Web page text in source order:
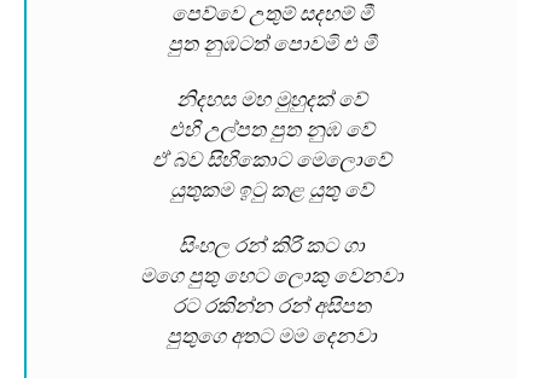
පෙව්වෙ උතුම් සදහම් මී
පුත නුඹටත් පොවමි එ මී
නිදහස මහ මුහුදක් වේ
එහි උල්පත පුත නුඹ වේ
ඒ බව සිහිකොට මෙලොවේ
යුතුකම ඉටු කළ යුතු වේ
සිංහල රන් කිරි කට ගා
මගෙ පුතු හෙට ලොකු වෙනවා
රට රකින්න රන් අසිපත
පුතුගෙ අතට මම දෙනවා